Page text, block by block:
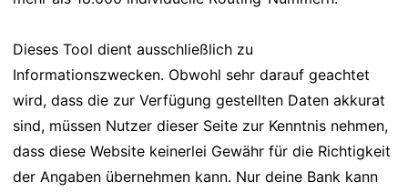
Dieses Tool dient ausschließlich zu
Informationszwecken. Obwohl sehr darauf geachtet
wird, dass die zur Verfügung gestellten Daten akkurat
sind, müssen Nutzer dieser Seite zur Kenntnis nehmen,
dass diese Website keinerlei Gewähr für die Richtigkeit
der Angaben übernehmen kann. Nur deine Bank kann